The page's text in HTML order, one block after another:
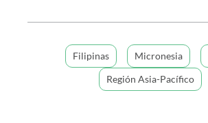
Filipinas Micronesia
Región Asia-Pacífico